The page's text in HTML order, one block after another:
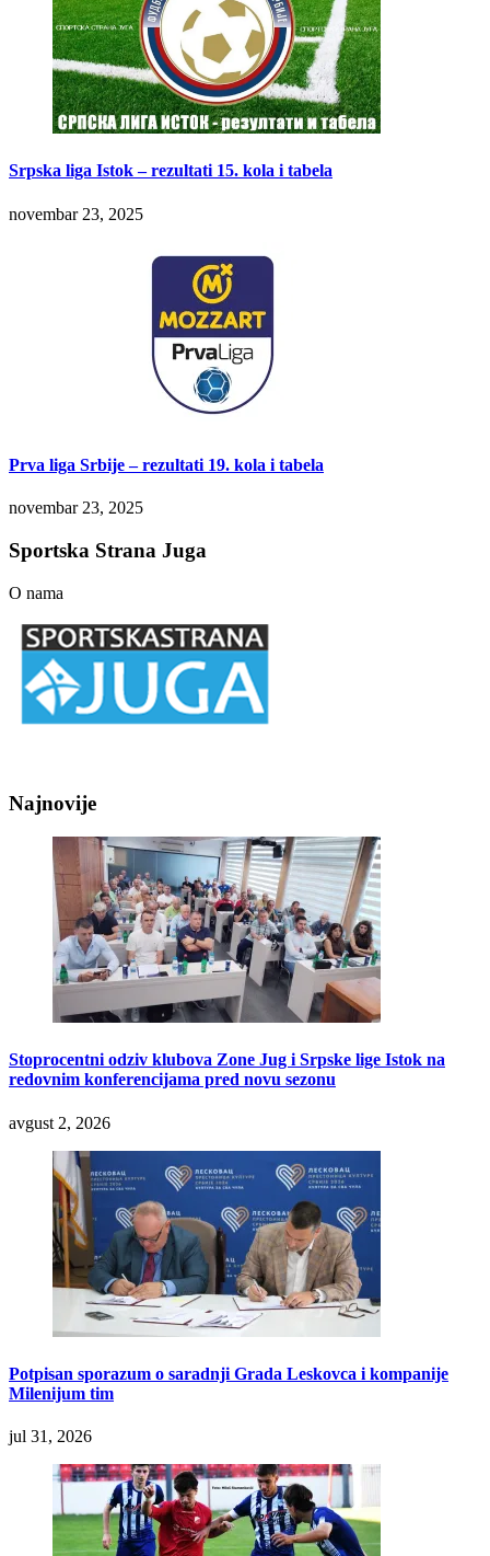
Srpska liga Istok – rezultati 15. kola i tabela
novembar 23, 2025
Prva liga Srbije – rezultati 19. kola i tabela
novembar 23, 2025
Sportska Strana Juga
O nama
Najnovije
Stoprocentni odziv klubova Zone Jug i Srpske lige Istok na
redovnim konferencijama pred novu sezonu
avgust 2, 2026
Potpisan sporazum o saradnji Grada Leskovca i kompanije
Milenijum tim
jul 31, 2026